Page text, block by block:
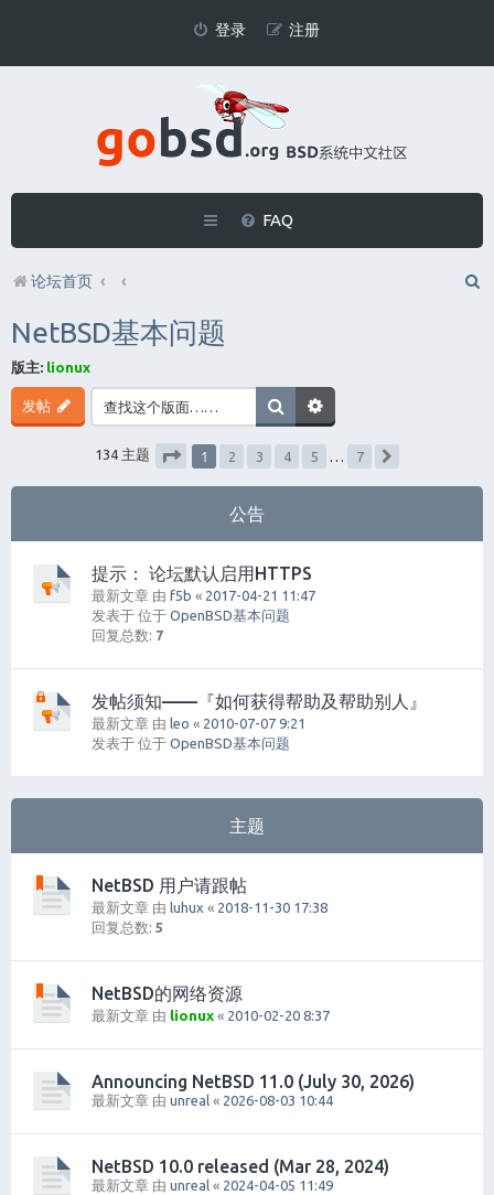
登录 注册
FAQ
论坛首页
NetBSD基本问题
版主: lionux
发帖
134 主题
1 2 3 4 5
7
公告
提示： 论坛默认启用HTTPS
最新文章 由 f5b « 2017-04-21 11:47
发表于 位于 OpenBSD基本问题
回复总数: 7
发帖须知——『如何获得帮助及帮助别人』
最新文章 由 leo « 2010-07-07 9:21
发表于 位于 OpenBSD基本问题
主题
NetBSD 用户请跟帖
最新文章 由 luhux « 2018-11-30 17:38
回复总数: 5
NetBSD的网络资源
最新文章 由 lionux « 2010-02-20 8:37
Announcing NetBSD 11.0 (July 30, 2026)
最新文章 由 unreal « 2026-08-03 10:44
NetBSD 10.0 released (Mar 28, 2024)
最新文章 由 unreal « 2024-04-05 11:49